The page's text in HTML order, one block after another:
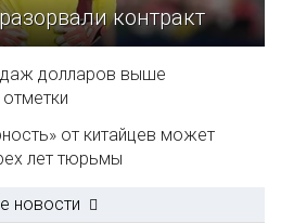
контракт
долларов выше
от китайцев может
лет тюрьмы
новости